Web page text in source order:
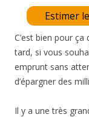
Estimer
C’est bien pour ça
tard, si vous
emprunt sans
d’épargner des
Il y a une très